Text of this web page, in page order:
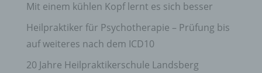
Mit einem kühlen Kopf lernt es sich besser
Heilpraktiker für Psychotherapie – Prüfung bis
auf weiteres nach dem ICD10
20 Jahre Heilpraktikerschule Landsberg